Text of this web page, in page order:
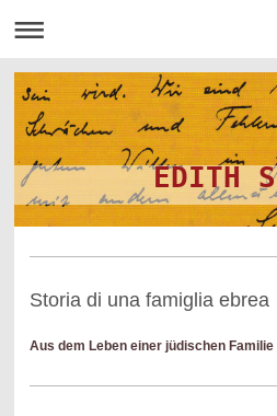
EDITH
Storia di una famiglia ebrea
Aus dem Leben einer jüdischen Familie